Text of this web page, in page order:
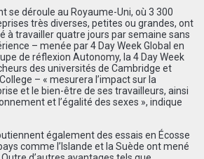
se déroule au Royaume-Uni, où 3 300
très diverses, petites ou grandes, ont
à travailler quatre jours par semaine sans
– menée par 4 Day Week Global en
de réflexion Autonomy, la 4 Day Week
des universités de Cambridge et
– « mesurera l’impact sur la
et le bien-être de ses travailleurs, ainsi
et l’égalité des sexes », indique
également des essais en Écosse
comme l’Islande et la Suède ont mené